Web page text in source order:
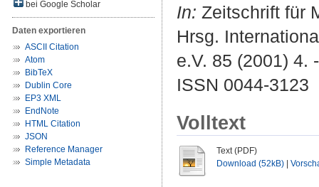
bei Google Scholar
Daten exportieren
ASCII Citation
Atom
BibTeX
Dublin Core
EP3 XML
EndNote
HTML Citation
JSON
Reference Manager
Simple Metadata
In: Zeitschrift für
Hrsg.
e.V. 85 (2001) 4.
ISSN 0044-3123
Volltext
Text (PDF)
Download (52kB)